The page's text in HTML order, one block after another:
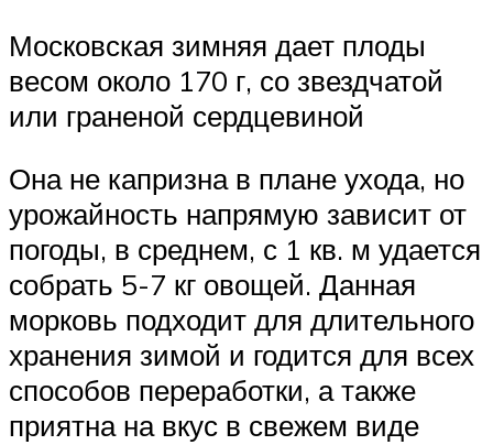
Московская зимняя дает плоды
весом около 170 г, со звездчатой
или граненой сердцевиной
Она не капризна в плане ухода, но
урожайность напрямую зависит от
погоды, в среднем, с 1 кв. м удается
собрать 5-7 кг овощей. Данная
морковь подходит для длительного
хранения зимой и годится для всех
способов переработки, а также
приятна на вкус в свежем виде